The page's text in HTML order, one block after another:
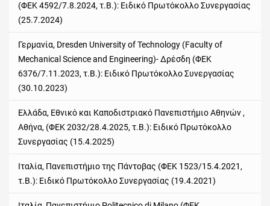
(ΦΕΚ 4592/7.8.2024, τ.Β.): Ειδικό Πρωτόκολλο Συνεργασίας
(25.7.2024)
Γερμανία, Dresden University of Technology (Faculty of
Mechanical Science and Engineering)-Δρέσδη (ΦΕΚ
6376/7.11.2023,τ.Β.): Ειδικό ΠρωτόκολλοΣυνεργασίας
(30.10.2023)
Ελλάδα, Εθνικό και Καποδιστριακό Πανεπιστήμιο Αθηνών ,
Αθήνα, (ΦΕΚ 2032/28.4.2025, τ.Β.): Ειδικό Πρωτόκολλο
Συνεργασίας (15.4.2025)
Ιταλία, Πανεπιστήμιο της Πάντοβας (ΦΕΚ 1523/15.4.2021,
τ.Β.): Ειδικό Πρωτόκολλο Συνεργασίας (19.4.2021)